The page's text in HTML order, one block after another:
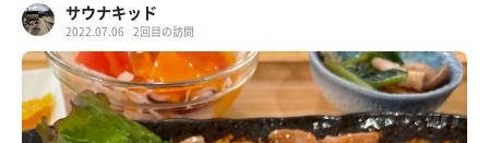
サウナキッド
2022.07.06 2回目の訪問